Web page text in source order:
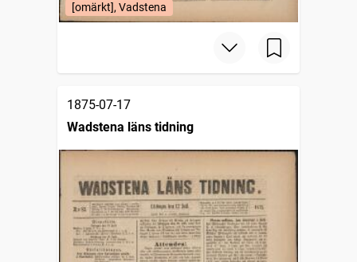
[omärkt], Vadstena
1875-07-17
Wadstena läns tidning